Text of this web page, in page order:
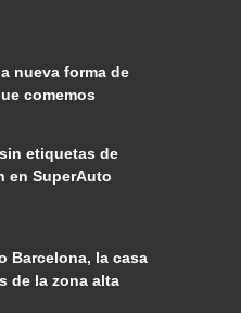
nueva forma de
comemos
etiquetas de
en SuperAuto
Barcelona, la casa
de la zona alta